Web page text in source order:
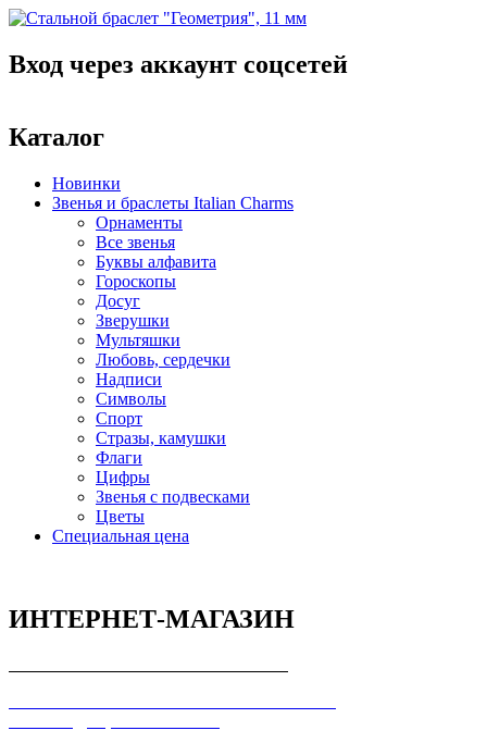
Вход через аккаунт соцсетей
Каталог
Новинки
Звенья и браслеты Italian Charms
Орнаменты
Все звенья
Буквы алфавита
Гороскопы
Досуг
Зверушки
Мультяшки
Любовь, сердечки
Надписи
Символы
Спорт
Стразы, камушки
Флаги
Цифры
Звенья с подвесками
Цветы
Специальная цена
ИНТЕРНЕТ-МАГАЗИН